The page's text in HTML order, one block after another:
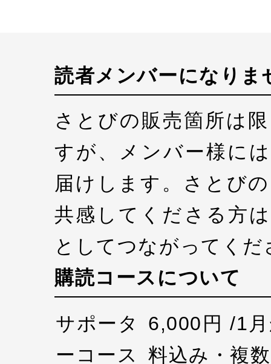
読者メンバーになりま
さとびの販売箇所は
すが、メンバー様に
届けします。さとび
共感してくださる方
としてつながってくだ
購読コースについて
サポータ
ーコース
6,000円 /1
料込み・複